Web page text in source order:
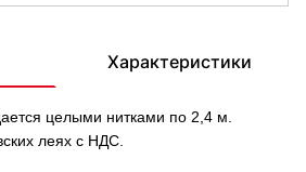
Характеристики
целыми нитками по 2,4 м.
леях с НДС.